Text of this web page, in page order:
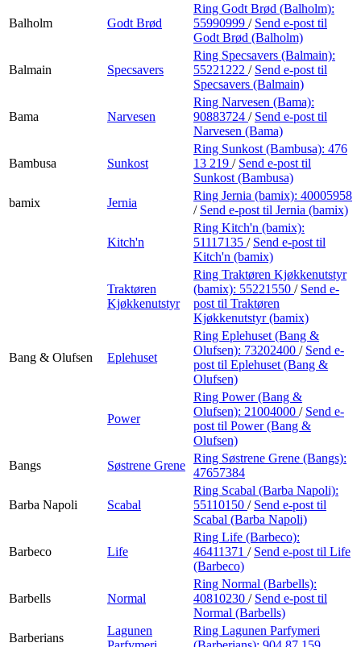
Balholm Godt Brød
Ring Godt Brød (Balholm):
55990999 / Send e-post til
Godt Brød (Balholm)
Balmain Specsavers
Ring Specsavers (Balmain):
55221222 / Send e-post til
Specsavers (Balmain)
Bama Narvesen
Ring Narvesen (Bama):
90883724 / Send e-post til
Narvesen (Bama)
Bambusa Sunkost
Ring Sunkost (Bambusa): 476
13 219 / Send e-post til
Sunkost (Bambusa)
bamix
Jernia
Ring Jernia (bamix): 40005958
/ Send e-post til Jernia (bamix)
Kitch'n
Ring Kitch'n (bamix):
51117135 / Send e-post til
Kitch'n (bamix)
Traktøren
Kjøkkenutstyr
Ring Traktøren Kjøkkenutstyr
(bamix): 55221550 / Send e-
post til Traktøren
Kjøkkenutstyr (bamix)
Bang & Olufsen Eplehuset
Ring Eplehuset (Bang &
Olufsen): 73202400 / Send e-
post til Eplehuset (Bang &
Olufsen)
Power
Ring Power (Bang &
Olufsen): 21004000 / Send e-
post til Power (Bang &
Olufsen)
Bangs
Søstrene Grene
Ring Søstrene Grene (Bangs):
47657384
Barba Napoli Scabal
Ring Scabal (Barba Napoli):
55110150 / Send e-post til
Scabal (Barba Napoli)
Barbeco Life
Ring Life (Barbeco):
46411371 / Send e-post til Life
(Barbeco)
Barbells Normal
Ring Normal (Barbells):
40810230 / Send e-post til
Normal (Barbells)
Barberians
Lagunen
Ring Lagunen Parfymeri